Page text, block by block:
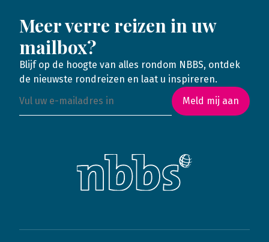
Meer verre reizen in uw
mailbox?
Blijf op de hoogte van alles rondom NBBS, ontdek
de nieuwste rondreizen en laat u inspireren.
Meld mij aan